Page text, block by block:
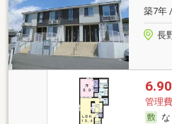
築7年
長
6.90
管理
な